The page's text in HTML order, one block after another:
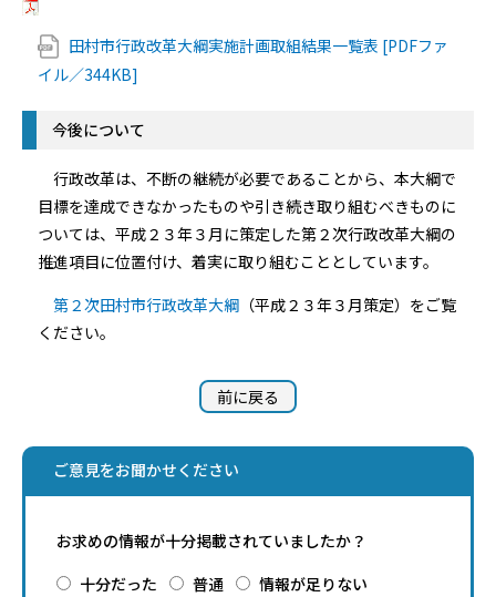
田村市行政改革大綱実施計画取組結果一覧表 [PDFファ
イル／344KB]
今後について
行政改革は、不断の継続が必要であることから、本大綱で
目標を達成できなかったものや引き続き取り組むべきものに
ついては、平成２３年３月に策定した第２次行政改革大綱の
推進項目に位置付け、着実に取り組むこととしています。
第２次田村市行政改革大綱 （平成２３年３月策定）をご覧
ください。
前に戻る
ご意見をお聞かせください
お求めの情報が十分掲載されていましたか？
十分だった
普通 情報が足りない